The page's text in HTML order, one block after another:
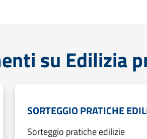
su Edilizia
SORTEGGIO PRATICHE
Sorteggio pratiche edilizie